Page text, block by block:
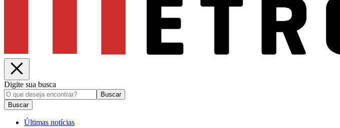
Digite sua busca
Buscar
Buscar
Últimas notícias